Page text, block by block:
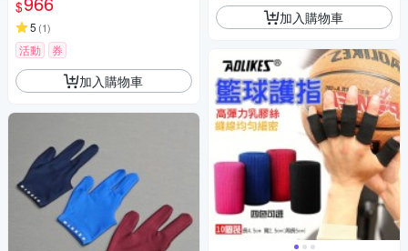
$
5 (1)
活動 券
加入購物車
加入購物車